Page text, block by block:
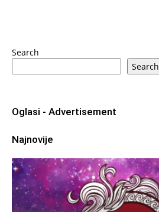
Search
Search
Oglasi - Advertisement
Najnovije